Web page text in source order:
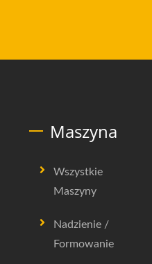
Maszyna
Wszystkie
Maszyny
Nadzienie /
Formowanie